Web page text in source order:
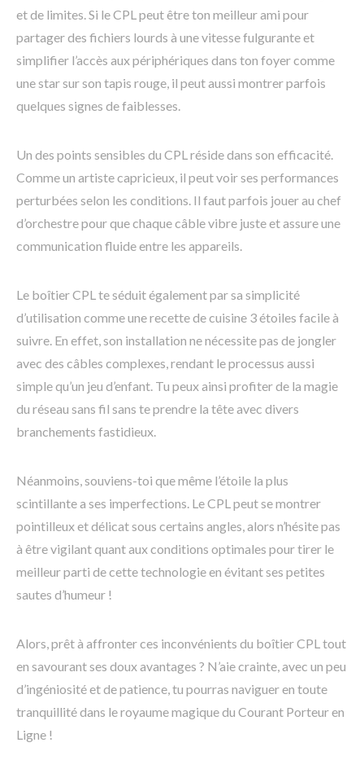
et de limites. Si le CPL peut être ton meilleur ami pour
partager des fichiers lourds à une vitesse fulgurante et
simplifier l’accès aux périphériques dans ton foyer comme
une star sur son tapis rouge, il peut aussi montrer parfois
quelques signes de faiblesses.
Un des points sensibles du CPL réside dans son efficacité.
Comme un artiste capricieux, il peut voir ses performances
perturbées selon les conditions. Il faut parfois jouer au chef
d’orchestre pour que chaque câble vibre juste et assure une
communication fluide entre les appareils.
Le boîtier CPL te séduit également par sa simplicité
d’utilisation comme une recette de cuisine 3 étoiles facile à
suivre. En effet, son installation ne nécessite pas de jongler
avec des câbles complexes, rendant le processus aussi
simple qu’un jeu d’enfant. Tu peux ainsi profiter de la magie
du réseau sans fil sans te prendre la tête avec divers
branchements fastidieux.
Néanmoins, souviens-toi que même l’étoile la plus
scintillante a ses imperfections. Le CPL peut se montrer
pointilleux et délicat sous certains angles, alors n’hésite pas
à être vigilant quant aux conditions optimales pour tirer le
meilleur parti de cette technologie en évitant ses petites
sautes d’humeur !
Alors, prêt à affronter ces inconvénients du boîtier CPL tout
en savourant ses doux avantages ? N’aie crainte, avec un peu
d’ingéniosité et de patience, tu pourras naviguer en toute
tranquillité dans le royaume magique du Courant Porteur en
Ligne !